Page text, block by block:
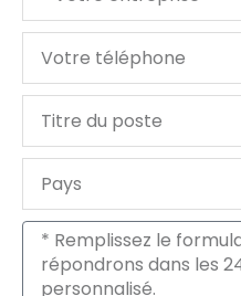
Titre
poste
Message